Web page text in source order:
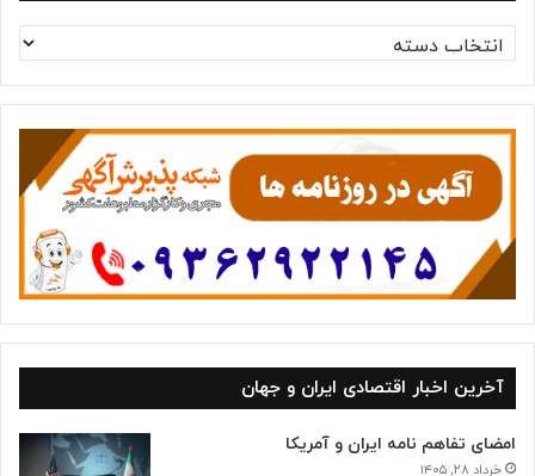
س
ت
ه‌
ه
آخرین اخبار اقتصادی ایران و جهان
امضای تفاهم نامه ایران و آمریکا
خرداد ۲۸, ۱۴۰۵